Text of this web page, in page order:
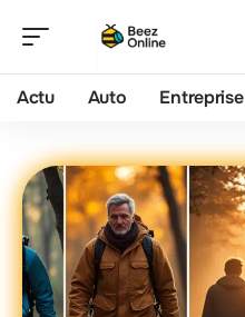
Actu Auto Entreprise